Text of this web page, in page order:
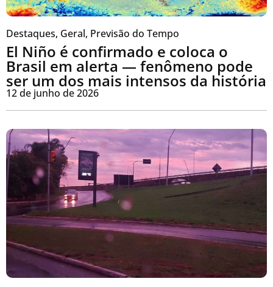
Destaques, Geral, Previsão do Tempo
El Niño é confirmado e coloca o
Brasil em alerta — fenômeno pode
ser um dos mais intensos da história
12 de junho de 2026